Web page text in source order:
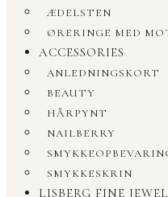
ÆDELSTEN
ØRERINGE MED
ACCESSORIES
ANLEDNINGSKORT
BEAUTY
HÅRPYNT
NAILBERRY
SMYKKESKRIN
LISBERG FINE